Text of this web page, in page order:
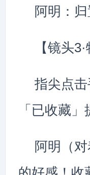
阿明：
【镜头
指尖点
「已收藏」
阿明（